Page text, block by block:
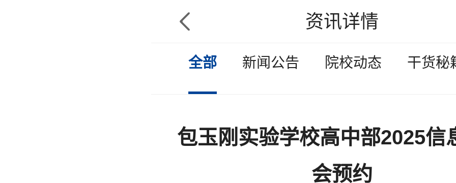
 资讯详情
全部 新闻公告 院校动态 干货秘
包玉刚实验学校高中部2025信
会预约